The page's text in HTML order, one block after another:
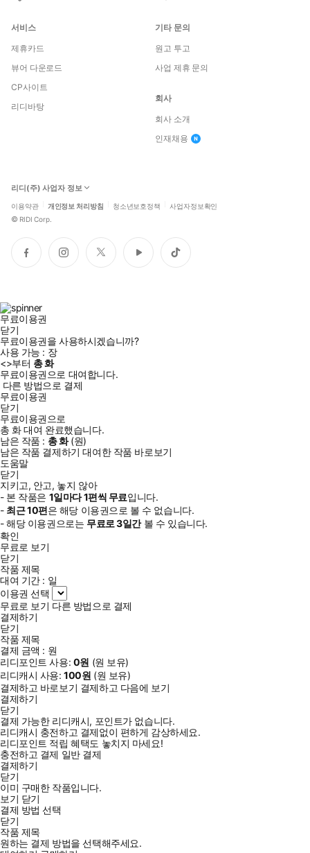
서비스
제휴카드
뷰어 다운로드
CP사이트
리디바탕
기타 문의
원고 투고
사업 제휴 문의
회사
회사 소개
인재채용
리디(주) 사업자 정보
이용약관 개인정보 처리방침 청소년보호정책 사업자정보확인
© RIDI Corp.
페
이
인
스
트
위
유
튜
틱
톡
무료이용권
닫기
무료이용권을 사용하시겠습니까?
사용 가능 : 장
<>부터 총화
무료이용권으로 대여합니다.
다른 방법으로 결제
무료이용권
닫기
무료이용권으로
총 화대여 완료했습니다.
남은 작품 : 총화(원)
남은 작품 결제하기 대여한 작품 바로보기
도움말
닫기
지키고, 안고, 놓지 않아
- 본 작품은 1일마다1편씩 무료입니다.
- 최근10편은 해당 이용권으로 볼 수 없습니다.
- 해당 이용권으로는 무료로3일간볼 수 있습니다.
확인
무료로 보기
닫기
작품 제목
대여 기간 : 일
이용권 선택
무료로 보기 다른 방법으로 결제
결제하기
닫기
작품 제목
결제 금액 : 원
리디포인트 사용: 0원 (원 보유)
리디캐시 사용:100원 (원 보유)
결제하고 바로보기 결제하고 다음에 보기
결제하기
닫기
결제 가능한 리디캐시, 포인트가 없습니다.
리디캐시 충전하고 결제없이 편하게 감상하세요.
리디포인트 적립 혜택도 놓치지 마세요!
충전하고 결제 일반 결제
결제하기
닫기
이미 구매한 작품입니다.
보기 닫기
결제 방법 선택
닫기
작품 제목
원하는 결제 방법을 선택해주세요.